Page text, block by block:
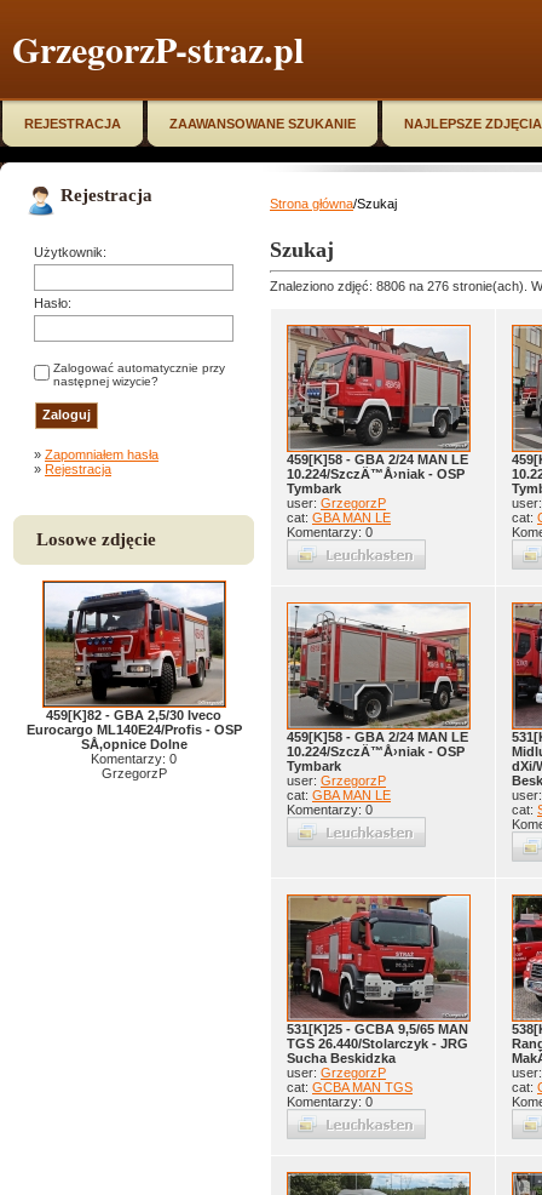
GrzegorzP-straz.pl
REJESTRACJA ZAAWANSOWANE SZUKANIE NAJLEPSZE ZDJĘCIA
Rejestracja
Użytkownik:
Hasło:
Zalogować automatycznie przy
następnej wizycie?
» Zapomniałem hasła
» Rejestracja
Losowe zdjęcie
459[K]82 - GBA 2,5/30 Iveco
Eurocargo ML140E24/Profis - OSP
SÅ‚opnice Dolne
Komentarzy: 0
GrzegorzP
Strona główna/Szukaj
Szukaj
Znaleziono zdjęć: 8806 na 276 stronie(ach).
459[K]58 - GBA 2/24 MAN LE
10.224/SzczÄ™Å›niak - OSP
Tymbark
user: GrzegorzP
cat: GBA MAN LE
Komentarzy: 0
cat:
459[K]58 - GBA 2/24 MAN LE
10.224/SzczÄ™Å›niak - OSP
Tymbark
user: GrzegorzP
cat: GBA MAN LE
Komentarzy: 0
dXi/
cat:
531[K]25 - GCBA 9,5/65 MAN
TGS 26.440/Stolarczyk - JRG
Sucha Beskidzka
user: GrzegorzP
cat: GCBA MAN TGS
Komentarzy: 0
cat: